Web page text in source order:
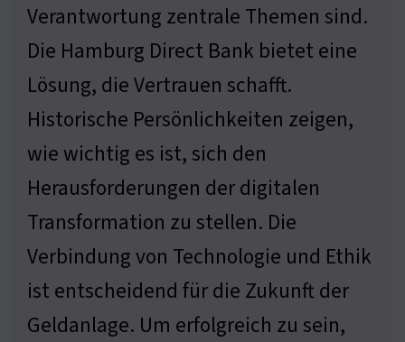
Verantwortung zentrale Themen sind.
Die Hamburg Direct Bank bietet eine
Lösung, die Vertrauen schafft.
Historische Persönlichkeiten zeigen,
wie wichtig es ist, sich den
Herausforderungen der digitalen
Transformation zu stellen. Die
Verbindung von Technologie und Ethik
ist entscheidend für die Zukunft der
Geldanlage. Um erfolgreich zu sein,